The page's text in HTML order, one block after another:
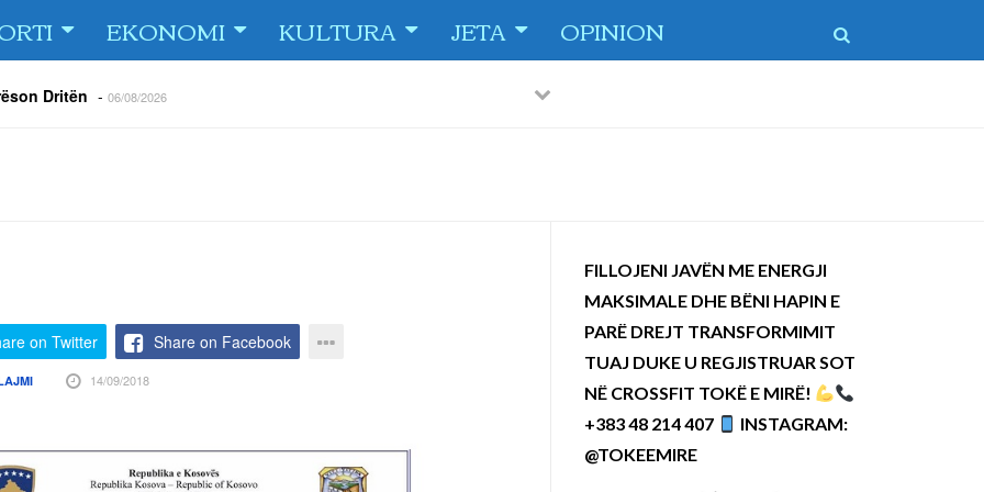
EKONOMI KULTURA JETA OPINION
portofolin me dokumente dhe të holla PreviousNext
on Twitter Share on Facebook
14/09/2018
FILLOJENI JAVËN ME ENERGJI
MAKSIMALE DHE BËNI HAPIN E
PARË DREJT TRANSFORMIMIT
TUAJ DUKE U REGJISTRUAR SOT
NË CROSSFIT TOKË E MIRË!
+383 48 214 407
INSTAGRAM:
@TOKEEMIRE